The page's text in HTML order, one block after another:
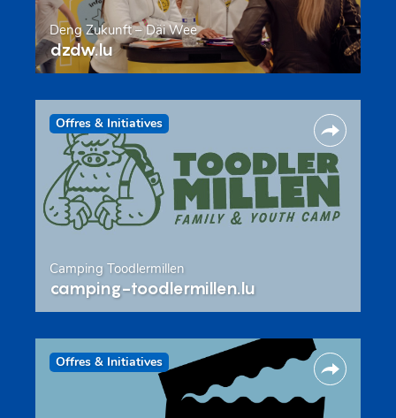
Deng Zukunft – Däi Wee
dzdw.lu
Offres & Initiatives
Camping Toodlermillen
camping-toodlermillen.lu
Offres & Initiatives